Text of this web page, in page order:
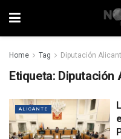
Home Tag Diputación
Etiqueta: Diputación
ALICANTE